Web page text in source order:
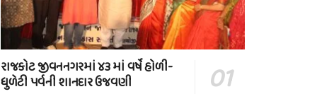
રાજકોટ જીવનનગરમાં ૪૩ માં વર્ષે હોળી-
ધુળેટી પર્વની શાનદાર ઉજવણી